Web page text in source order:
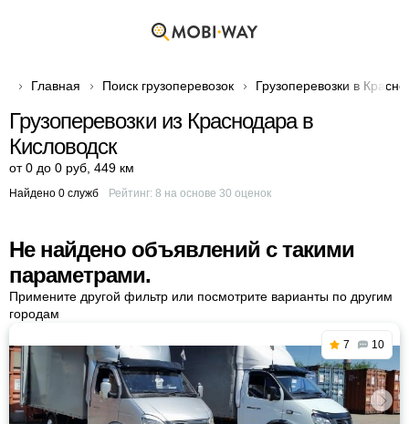
Главная Поиск грузоперевозок Грузоперевозки в
Грузоперевозки из Краснодара в
Кисловодск
от 0 до 0 руб 449 км
Найдено 0 служб Рейтинг: 8 на основе 30 оценок
Не найдено объявлений с такими
параметрами.
Примените другой фильтр или посмотрите варианты по другим
городам
7 10